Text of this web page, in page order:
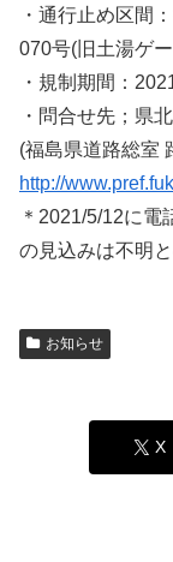
・通行止め区間
070号(旧土湯ゲ
・規制期間：
・問合せ先；県
(福島県道路総室
http://
＊2021/5/12に電
の見込みは不明と
お知らせ
X